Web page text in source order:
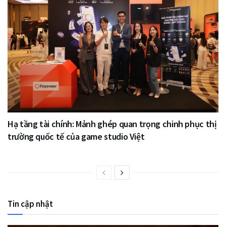
Hạ tầng tài chính: Mảnh ghép quan trọng chinh phục thị
trường quốc tế của game studio Việt
Tin cập nhật